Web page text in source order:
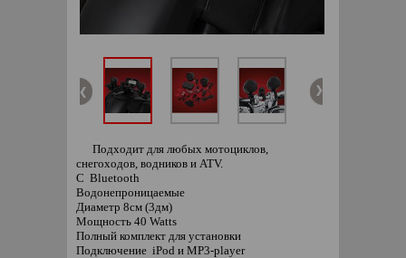
Подходит для любых мотоциклов,
снегоходов, водников и ATV.
С Bluetooth
Водонепроницаемые
Диаметр 8см (3дм)
Мощность 40 Watts
Полный комплект для установки
Подключение iPod и MP3-player